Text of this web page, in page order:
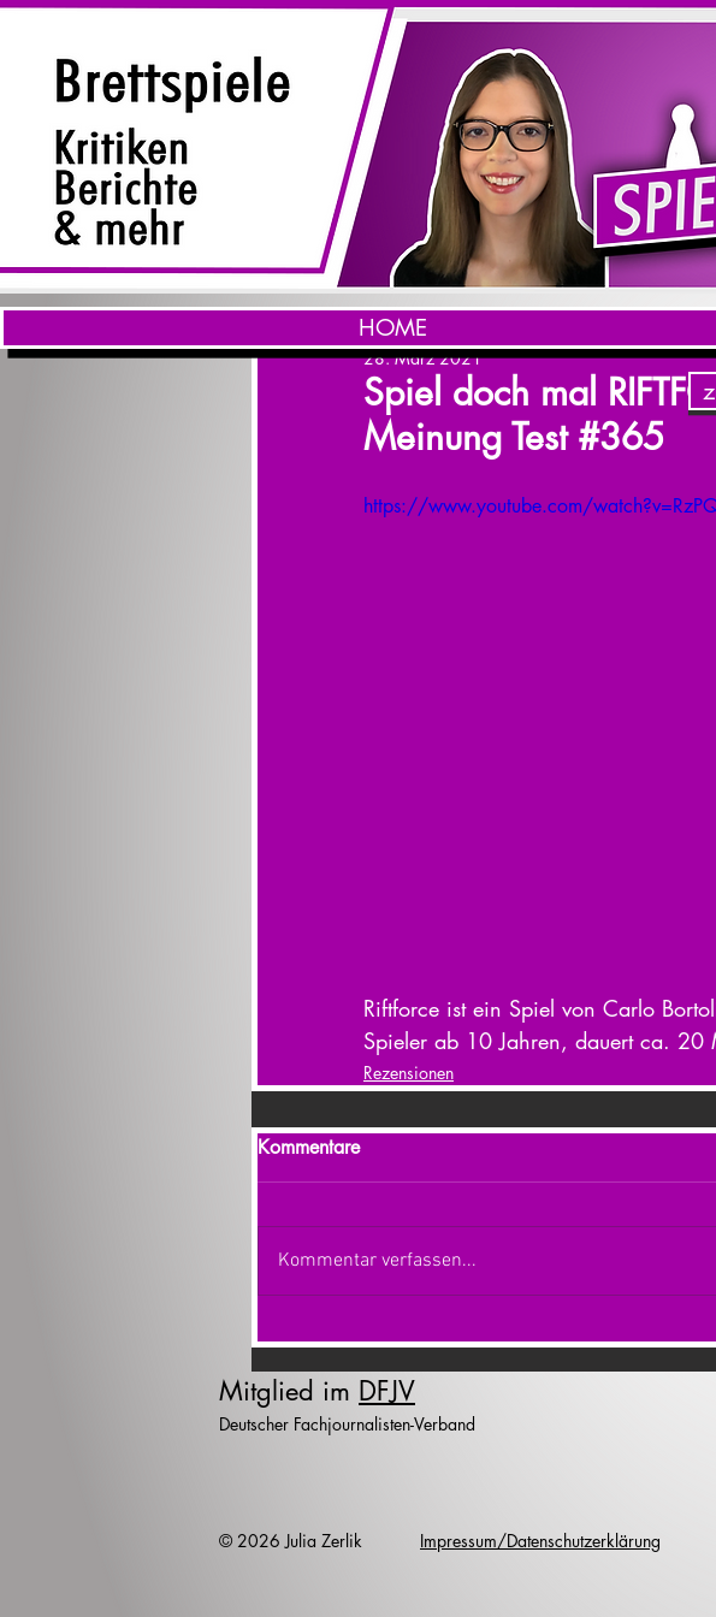
Spiel doch mal
Meinung Test #365​
28. März 2021
https://www.youtube.com/
Riftforce ist ein Spiel von Carlo
Spieler ab 10 Jahren, dauert ca. 20
Rezensionen
Kommentare
Kommentar verfassen...
HOME
Mitglied im DFJV
Deutscher Fachjournalisten-Verband
© 2026 Julia Zerlik Impressum/Datenschutzerklärung